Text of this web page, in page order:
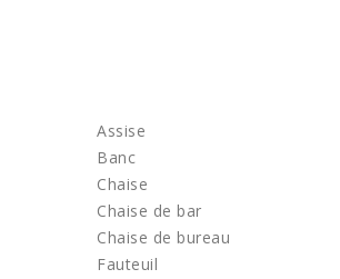
Assise
Banc
Chaise
Chaise de bar
Chaise de bureau
Fauteuil